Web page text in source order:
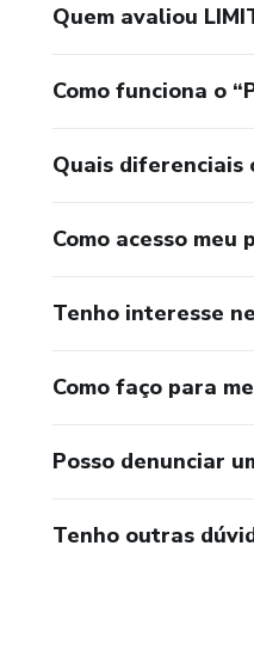
Quem avaliou
Como funciona o
Quais diferenciais
Como acesso meu
Tenho interesse
Como faço para
Posso denunciar
Tenho outras